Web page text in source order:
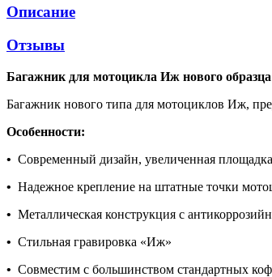
Описание
Отзывы
Багажник для мотоцикла Иж нового
Багажник нового типа для мотоциклов Иж,
Особенности:
• Современный дизайн, увеличенная
• Надежное крепление на штатные точки
• Металлическая конструкция с
• Стильная гравировка «Иж»
• Совместим с большинством стандартных